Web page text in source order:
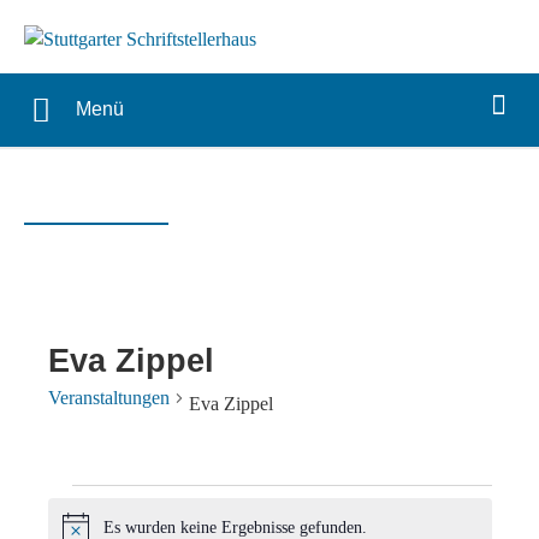
Menü
Eva Zippel
Veranstaltungen Eva Zippel
Veranstaltungen
Es wurden keine Ergebnisse gefunden.